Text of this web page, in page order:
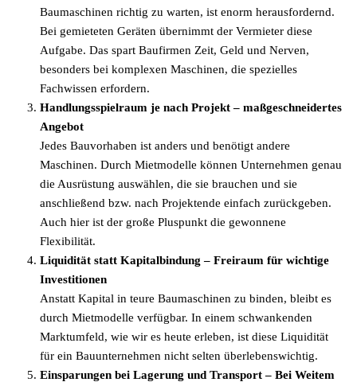
Baumaschinen richtig zu warten, ist enorm herausfordernd.
Bei gemieteten Geräten übernimmt der Vermieter diese
Aufgabe. Das spart Baufirmen Zeit, Geld und Nerven,
besonders bei komplexen Maschinen, die spezielles
Fachwissen erfordern.
Handlungsspielraum je nach Projekt – maßgeschneidertes
Angebot
Jedes Bauvorhaben ist anders und benötigt andere
Maschinen. Durch Mietmodelle können Unternehmen genau
die Ausrüstung auswählen, die sie brauchen und sie
anschließend bzw. nach Projektende einfach zurückgeben.
Auch hier ist der große Pluspunkt die gewonnene
Flexibilität.
Liquidität statt Kapitalbindung – Freiraum für wichtige
Investitionen
Anstatt Kapital in teure Baumaschinen zu binden, bleibt es
durch Mietmodelle verfügbar. In einem schwankenden
Marktumfeld, wie wir es heute erleben, ist diese Liquidität
für ein Bauunternehmen nicht selten überlebenswichtig.
Einsparungen bei Lagerung und Transport – Bei Weitem